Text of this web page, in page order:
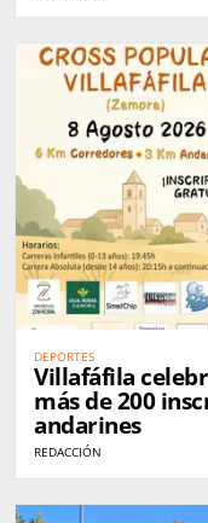
DEPORTES
Villafáfila
más de 200
andarines
REDACCIÓN